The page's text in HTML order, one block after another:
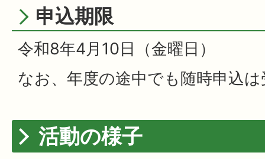
申込期限
令和8年4月10日（金曜日）
なお、年度の途中でも随時申込
活動の様子